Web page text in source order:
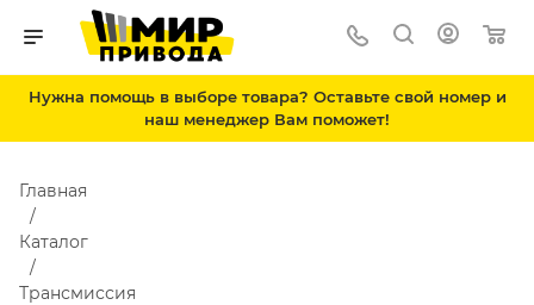
Нужна помощь в выборе товара? Оставьте свой номер и
наш менеджер Вам поможет!
Главная
Каталог
Трансмиссия